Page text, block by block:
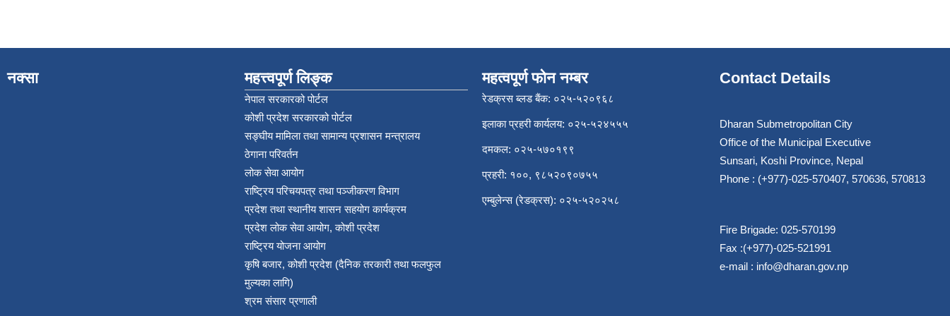
नक्सा महत्त्वपूर्ण लिङ्क
नेपाल सरकारको पोर्टल
कोशी प्रदेश सरकारको पोर्टल
सङ्‍घीय मामिला तथा सामान्य प्रशासन मन्त्रालय
ठेगाना परिवर्तन
लोक सेवा आयोग
राष्ट्रिय परिचयपत्र तथा पञ्‍जीकरण विभाग
प्रदेश तथा स्थानीय शासन सहयोग कार्यक्रम
प्रदेश लोक सेवा आयोग, कोशी प्रदेश
राष्ट्रिय योजना आयोग
कृषि बजार, कोशी प्रदेश (दैनिक तरकारी तथा फलफुल
मुल्यका लागि)
श्रम संसार प्रणाली
महत्वपूर्ण फोन नम्बर
रेडक्रस ब्लड बैंक: ०२५-५२०९६८
इलाका प्रहरी कार्यलय: ०२५-५२४५५५
दमकल: ०२५-५७०१९९
प्रहरी: १००, ९८५२०९०७५५
एम्बुलेन्स (रेडक्रस): ०२५-५२०२५८
Contact Details
Dharan Submetropolitan City
Office of the Municipal Executive
Sunsari, Koshi Province, Nepal
Phone : (+977)-025-570407, 570636, 570813
Fire Brigade: 025-570199
Fax :(+977)-025-521991
e-mail : info@dharan.gov.np